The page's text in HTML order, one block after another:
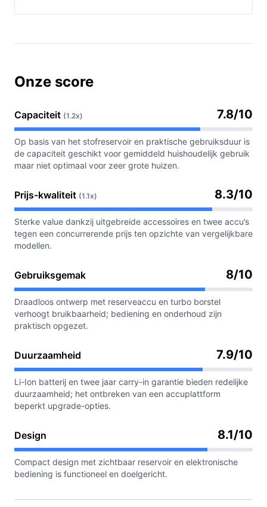
Onze score
Capaciteit (1.2x) 7.8/10
Op basis van het stofreservoir en praktische gebruiksduur is
de capaciteit geschikt voor gemiddeld huishoudelijk gebruik
maar niet optimaal voor zeer grote huizen.
Prijs-kwaliteit (1.1x) 8.3/10
Sterke value dankzij uitgebreide accessoires en twee accu’s
tegen een concurrerende prijs ten opzichte van vergelijkbare
modellen.
Gebruiksgemak 8/10
Draadloos ontwerp met reserveaccu en turbo borstel
verhoogt bruikbaarheid; bediening en onderhoud zijn
praktisch opgezet.
Duurzaamheid 7.9/10
Li-Ion batterij en twee jaar carry-in garantie bieden redelijke
duurzaamheid; het ontbreken van een accuplattform
beperkt upgrade-opties.
Design 8.1/10
Compact design met zichtbaar reservoir en elektronische
bediening is functioneel en doelgericht.